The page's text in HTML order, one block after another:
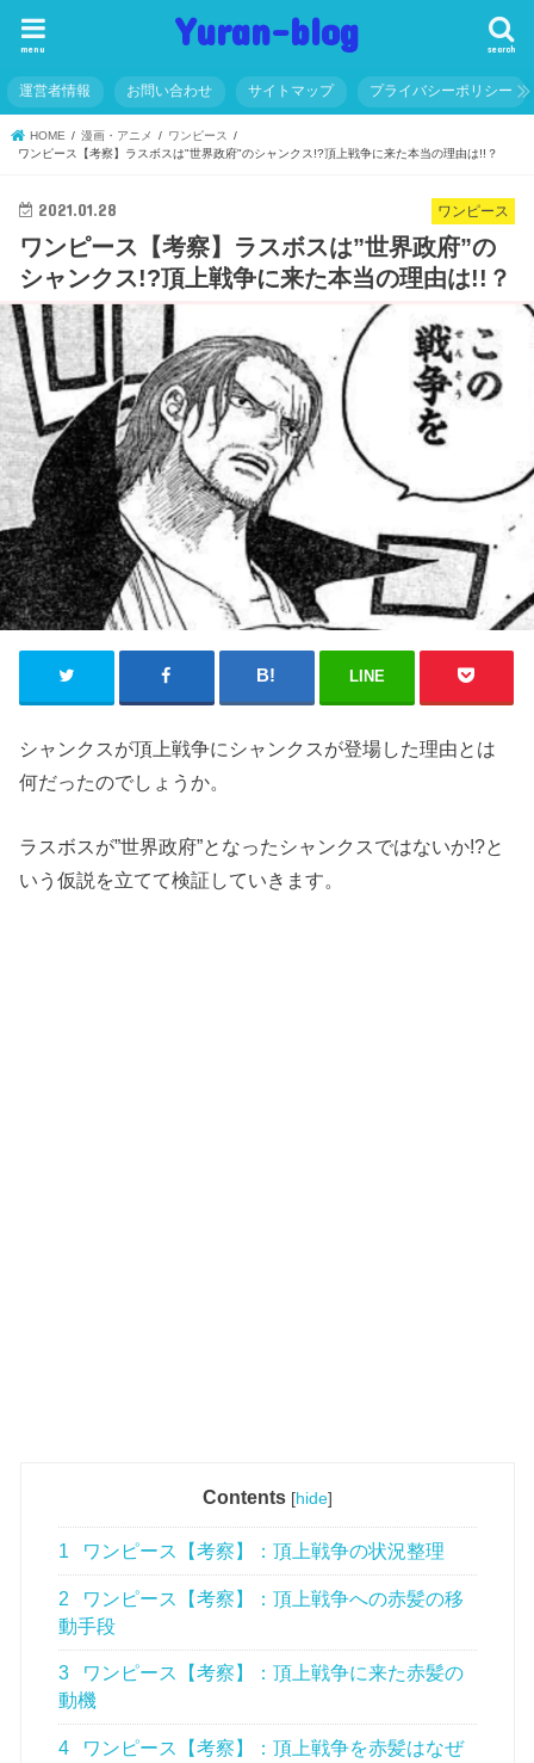
Yuran-blog search
menu
運営者情報 お問い合わせ サイトマップ プライバシーポリシー
HOME 漫画・アニメ
ワンピース
ワンピース【考察】ラスボスは"世界政府"のシャンクス!?頂上戦争に来た本当の理由は!!？
ワンピース
2021.01.28
ワンピース【考察】ラスボスは”世界政府”の
シャンクス!?頂上戦争に来た本当の理由は!!？
LINE
シャンクスが頂上戦争にシャンクスが登場した理由とは
何だったのでしょうか。
ラスボスが”世界政府”となったシャンクスではないか!?と
いう仮説を立てて検証していきます。
Contents [hide]
1 ワンピース【考察】：頂上戦争の状況整理
2
ワンピース【考察】：頂上戦争への赤髪の移
動手段
3
ワンピース【考察】：頂上戦争に来た赤髪の
動機
4
ワンピース【考察】：頂上戦争を赤髪はなぜ